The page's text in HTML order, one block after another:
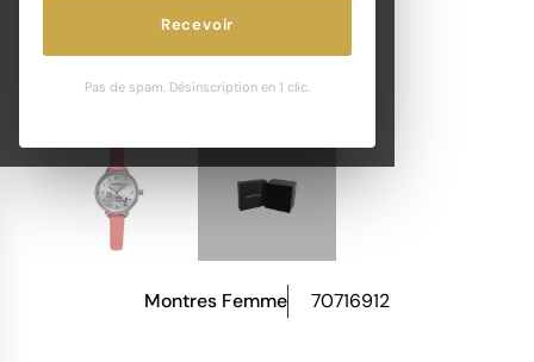
Recevoir
Pas de spam. Désinscription en 1 clic.
Montres Femme 70716912